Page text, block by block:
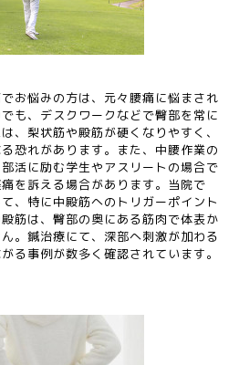
お悩みの方は、元々腰痛に悩まされ
も、デスクワークなどで臀部を常に
、梨状筋や殿筋が硬くなりやすく、
恐れがあります。また、中腰作業の
活に励む学生やアスリートの場合で
を訴える場合があります。当院で
、特に中殿筋へのトリガーポイント
筋は、臀部の奥にある筋肉で体表か
。鍼治療にて、深部へ刺激が加わる
る事例が数多く確認されています。